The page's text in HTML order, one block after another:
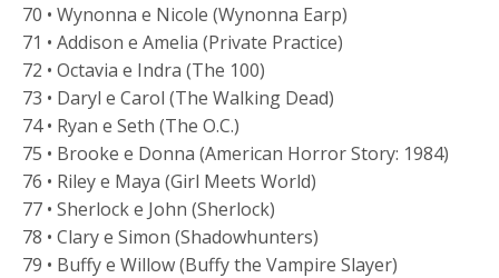
70 • Wynonna e Nicole (Wynonna Earp)
71 • Addison e Amelia (Private Practice)
72 • Octavia e Indra (The 100)
73 • Daryl e Carol (The Walking Dead)
74 • Ryan e Seth (The O.C.)
75 • Brooke e Donna (American Horror Story: 1984)
76 • Riley e Maya (Girl Meets World)
77 • Sherlock e John (Sherlock)
78 • Clary e Simon (Shadowhunters)
79 • Buffy e Willow (Buffy the Vampire Slayer)